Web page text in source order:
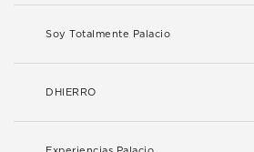
Soy Totalmente Palacio
DHIERRO